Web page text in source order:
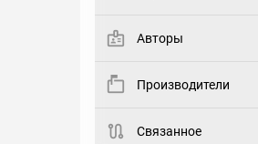
Закладка
Выберите рейтинг
Авторы
Производители
Связанное